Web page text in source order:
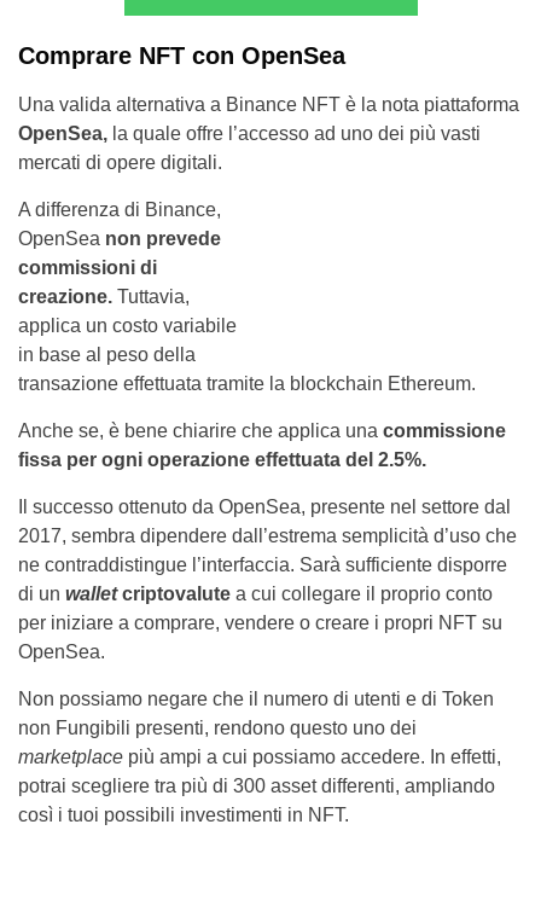
Comprare NFT con OpenSea
Una valida alternativa a Binance NFT è la nota piattaforma
OpenSea, la quale offre l’accesso ad uno dei più vasti
mercati di opere digitali.
A differenza di Binance,
OpenSea non prevede
commissioni di
creazione. Tuttavia,
applica un costo variabile
in base al peso della
transazione effettuata tramite la blockchain Ethereum.
Anche se, è bene chiarire che applica una commissione
fissa per ogni operazione effettuata del 2.5%.
Il successo ottenuto da OpenSea, presente nel settore dal
2017, sembra dipendere dall’estrema semplicità d’uso che
ne contraddistingue l’interfaccia. Sarà sufficiente disporre
di un walletcriptovalute a cui collegare il proprio conto
per iniziare a comprare, vendere o creare i propri NFT su
OpenSea.
Non possiamo negare che il numero di utenti e di Token
non Fungibili presenti, rendono questo uno dei
marketplace più ampi a cui possiamo accedere. In effetti,
potrai scegliere tra più di 300 asset differenti, ampliando
così i tuoi possibili investimenti in NFT.